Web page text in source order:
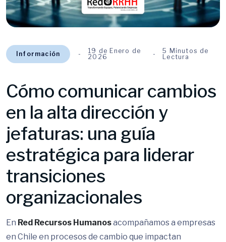
Información
19 de Enero de
2026
5 Minutos de
Lectura
Cómo comunicar cambios
en la alta dirección y
jefaturas: una guía
estratégica para liderar
transiciones
organizacionales
En Red Recursos Humanosacompañamos a empresas
en Chile en procesos de cambio que impactan